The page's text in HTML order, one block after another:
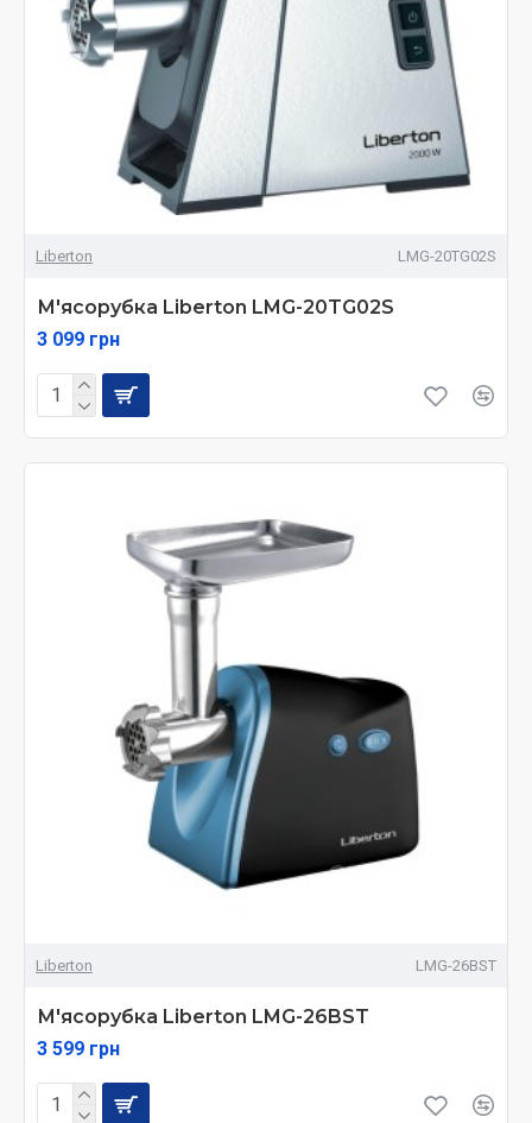
Liberton LMG-20TG02S
М'ясорубка Liberton LMG-20TG02S
3 099 грн
Liberton LMG-26BST
М'ясорубка Liberton LMG-26BST
3 599 грн